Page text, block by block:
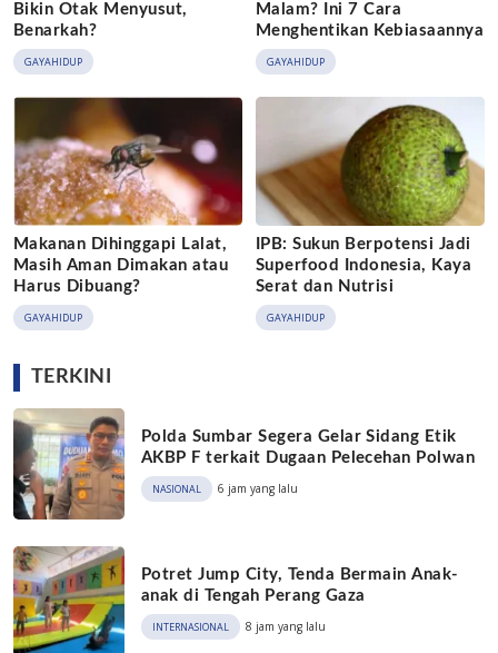
Bikin Otak Menyusut,
Benarkah?
GAYAHIDUP
Malam? Ini 7 Cara
Menghentikan Kebiasaannya
GAYAHIDUP
Makanan Dihinggapi Lalat,
Masih Aman Dimakan atau
Harus Dibuang?
GAYAHIDUP
IPB: Sukun Berpotensi Jadi
Superfood Indonesia, Kaya
Serat dan Nutrisi
GAYAHIDUP
TERKINI
Polda Sumbar Segera Gelar Sidang Etik
AKBP F terkait Dugaan Pelecehan Polwan
NASIONAL 6 jam yang lalu
Potret Jump City, Tenda Bermain Anak-
anak di Tengah Perang Gaza
INTERNASIONAL 8 jam yang lalu